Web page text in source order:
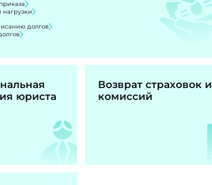
нагрузки
долгов
юриста
Возврат страховок и
комиссий